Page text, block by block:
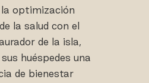
optimización
la salud con el
de la isla,
huéspedes una
de bienestar